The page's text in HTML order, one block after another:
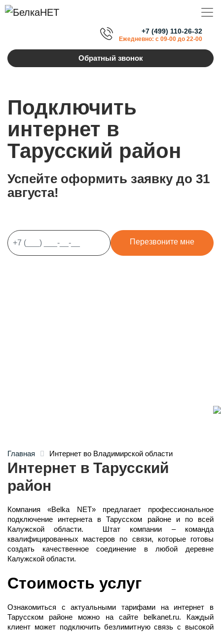
+7 (499) 110-26-32
Ежедневно: с 09-00 до 22-00
Обратный звонок
Подключить
интернет в
Тарусский район
Успейте оформить заявку до 31
августа!
Перезвоните мне
Главная Интернет во Владимирской области
Интернет в Тарусский
район
Компания «Belka NET» предлагает профессиональное
подключение интернета в Тарусском районе и по всей
Калужской области. Штат компании – команда
квалифицированных мастеров по связи, которые готовы
создать качественное соединение в любой деревне
Калужской области.
Стоимость услуг
Ознакомиться с актуальными тарифами на интернет в
Тарусском районе можно на сайте belkanet.ru. Каждый
клиент может подключить безлимитную связь с высокой